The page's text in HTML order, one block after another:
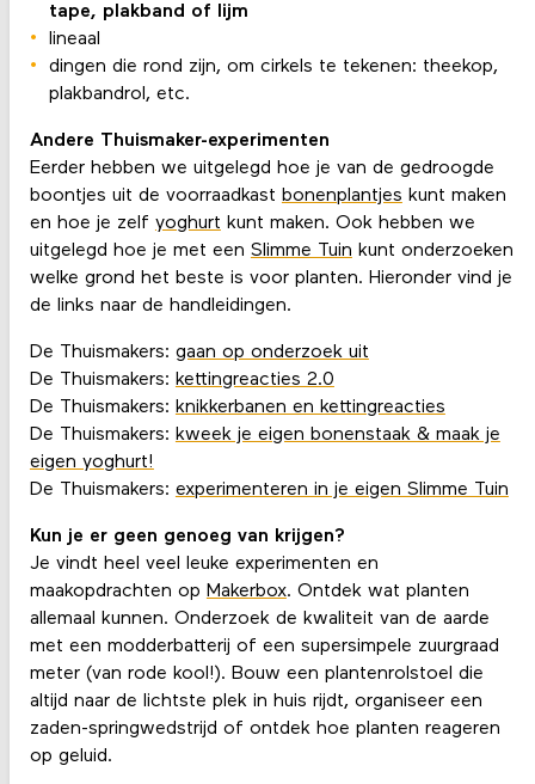
tape, plakband of lijm
lineaal
dingen die rond zijn, om cirkels te tekenen: theekop,
plakbandrol, etc.
Andere Thuismaker-experimenten
Eerder hebben we uitgelegd hoe je van de gedroogde
boontjes uit de voorraadkast bonenplantjes kunt maken
en hoe je zelf yoghurt kunt maken. Ook hebben we
uitgelegd hoe je met een Slimme Tuin kunt onderzoeken
welke grond het beste is voor planten. Hieronder vind je
de links naar de handleidingen.
De Thuismakers: gaan op onderzoek uit
De Thuismakers: kettingreacties 2.0
De Thuismakers: knikkerbanen en kettingreacties
De Thuismakers: kweek je eigen bonenstaak & maak je
eigen yoghurt!
De Thuismakers: experimenteren in je eigen Slimme Tuin
Kun je er geen genoeg van krijgen?
Je vindt heel veel leuke experimenten en
maakopdrachten op Makerbox. Ontdek wat planten
allemaal kunnen. Onderzoek de kwaliteit van de aarde
met een modderbatterij of een supersimpele zuurgraad
meter (van rode kool!). Bouw een plantenrolstoel die
altijd naar de lichtste plek in huis rijdt, organiseer een
zaden-springwedstrijd of ontdek hoe planten reageren
op geluid.